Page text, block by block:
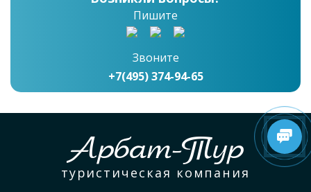
Пишите
Звоните
+7(495) 374-94-65
Арбат-Тур
туристическая компания